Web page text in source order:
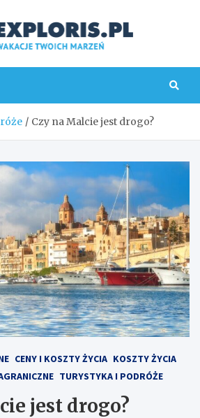
Czy na Malcie jest drogo?
CENY I KOSZTY ŻYCIA KOSZTY ŻYCIA
TURYSTYKA I PODRÓŻE
jest drogo?